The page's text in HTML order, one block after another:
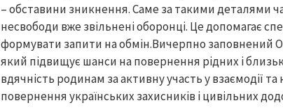
– обставини зникнення. Саме за такими деталями
несвободи вже звільнені оборонці. Це допомагає
формувати запити на обмін.Вичерпно заповнений
який підвищує шанси на повернення рідних і
вдячність родинам за активну участь у взаємодії
повернення українських захисників і цивільних